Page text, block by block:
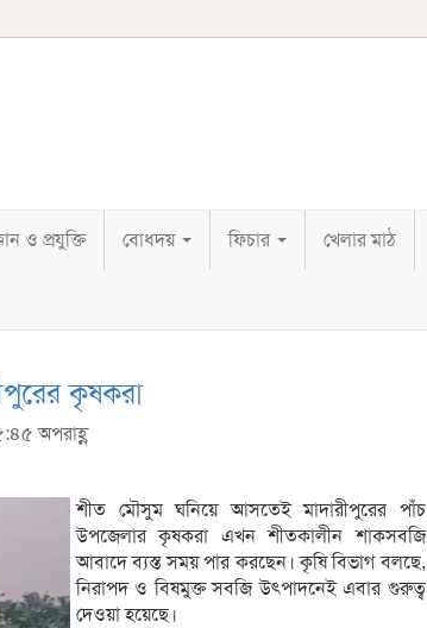
ও প্রযুক্তি বোধদয় ফিচার খেলার মাঠ
কৃষকরা
অপরাহ্ণ
শীত মৌসুম ঘনিয়ে আসতেই মাদারীপুরের পাঁচ
উপজেলার কৃষকরা এখন শীতকালীন শাকসবজি
আবাদে ব্যস্ত সময় পার করছেন। কৃষি বিভাগ বলছে,
নিরাপদ ও বিষমুক্ত সবজি উৎপাদনেই এবার গুরুত্ব
দেওয়া হয়েছে।